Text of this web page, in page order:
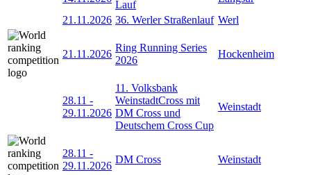
Lauf
21.11.2026 36. Werler Straßenlauf Werl
21.11.2026
Ring Running Series
2026
Hockenheim
28.11 -
29.11.2026
11. Volksbank
WeinstadtCross mit
DM Cross und
Deutschem Cross Cup
Weinstadt
28.11 -
29.11.2026
DM Cross Weinstadt